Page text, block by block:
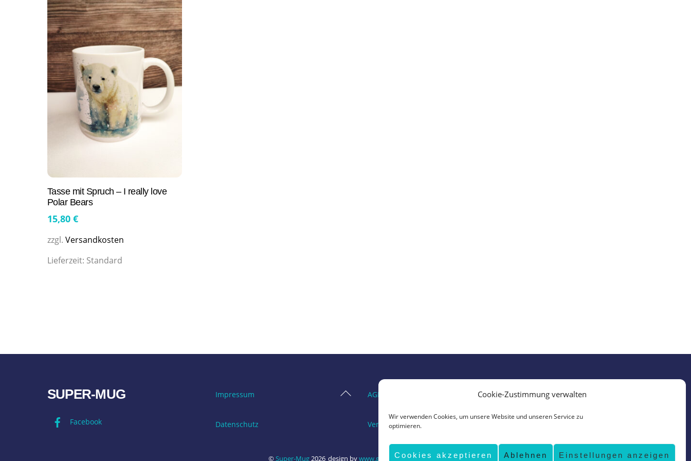
Cookie-Zustimmung verwalten
Wir verwenden Cookies, um unsere Website und unseren Service zu
optimieren.
Cookies akzeptieren Ablehnen Einstellungen anzeigen
Tasse mit Spruch – I really love
Polar Bears
15,80 €
zzgl. Versandkosten
Lieferzeit: Standard
Back
SUPER-MUG
Facebook
Impressum
Datenschutz
AGB
Vertrag widerrufen
©Super-Mug2026 design bywww.grafik-ewald.de